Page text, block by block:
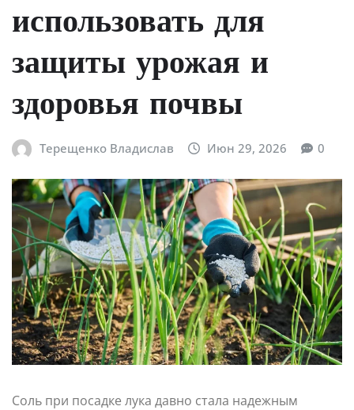
использовать для
защиты урожая и
здоровья почвы
Терещенко Владислав Июн 29, 2026 0
Соль при посадке лука давно стала надежным